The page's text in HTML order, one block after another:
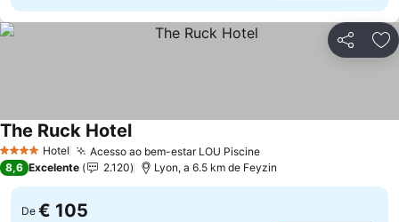
Partilhar
4 EstrelasHotel Acesso ao bem-estar LOU PiscineVer preços
The Ruck HotelVer preços
8,6 Excelente 2.120 Lyon, a 6.5 km de Feyzin
De € 105